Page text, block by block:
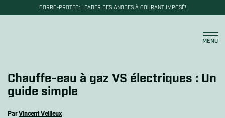
CORRO-PROTEC: LEADER DES ANODES À COURANT IMPOSÉ!
PanierMENU
Chauffe-eau à gaz VS électriques : Un
guide simple
ParVincent Veilleux